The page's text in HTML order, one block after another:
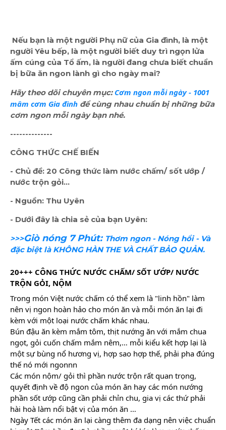
Nếu bạn là một người Phụ nữ của Gia đình, là một
người Yêu bếp, là một người biết duy trì ngọn lửa
ấm cúng của Tổ ấm, là người đang chưa biết chuẩn
bị bữa ăn ngon lành gì cho ngày mai?
Hãy theo dõi chuyên mục: Cơm ngon mỗi ngày - 1001
mâm cơm Gia đình để cùng nhau chuẩn bị những bữa
cơm ngon mỗi ngày bạn nhé.
--------------
CÔNG THỨC CHẾ BIẾN
- Chủ đề: 20 Công thức làm nước chấm/ sốt ướp /
nước trộn gỏi...
- Nguồn: Thu Uyên
- Dưới đây là chia sẻ của bạn Uyên:
>>>Giò nóng 7 Phút: Thơm ngon - Nóng hổi - Và
đặc biệt là KHÔNG HÀN THE VÀ CHẤT BẢO QUẢN.
20+++ CÔNG THỨC NƯỚC CHẤM/ SỐT ƯỚP/ NƯỚC
TRỘN GỎI, NỘM
Trong món Việt nước chấm có thể xem là "linh hồn" làm
nên vị ngon hoàn hảo cho món ăn và mỗi món ăn lại đi
kèm với một loại nước chấm khác nhau.
Bún đậu ăn kèm mắm tôm, thịt nướng ăn với mắm chua
ngọt, gỏi cuốn chấm mắm nêm,… mỗi kiểu kết hợp lại là
một sự bùng nổ hương vị, hợp sao hợp thế, phải pha đúng
thế nó mới ngonnn
Các món nộm/ gỏi thì phần nước trộn rất quan trọng,
quyết định về độ ngon của món ăn hay các món nướng
phần sốt ướp cũng cần phải chỉn chu, gia vị các thứ phải
hài hoà làm nổi bật vị của món ăn …
Ngày Tết các món ăn lại càng thêm đa dạng nên việc chuẩn